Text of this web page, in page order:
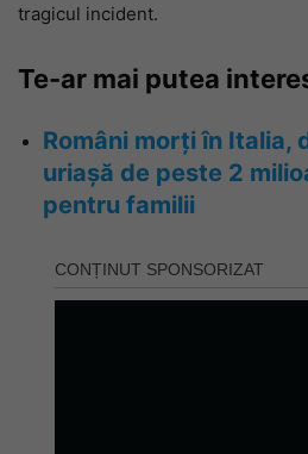
tragicul incident.
Te-ar mai putea
Români morți în Italia,
uriașă de peste 2
pentru familii